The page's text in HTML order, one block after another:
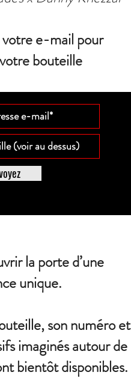
e-mail pour
bouteille
la porte d’une
unique.
son numéro et
imaginés autour de
bientôt disponibles.